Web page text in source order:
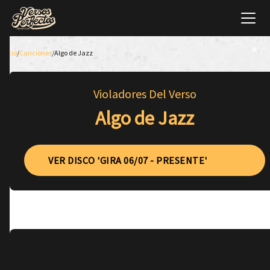
Inicio/Canciones/Algo de Jazz
Violadores Del Verso
Algo de Jazz
VER DISCO 'GIRA 06/07 - PRESENTE'